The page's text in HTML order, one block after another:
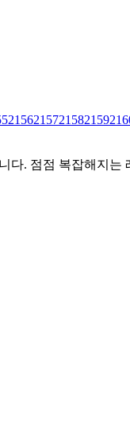
2156215721582159
. 점점 복잡해지